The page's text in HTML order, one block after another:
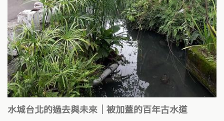
水城台北的過去與未來｜被加蓋的百年古水道